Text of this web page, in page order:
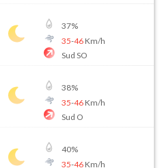
37%
35-46Km/h
Sud SO
38%
35-46Km/h
Sud O
40%
35-46Km/h